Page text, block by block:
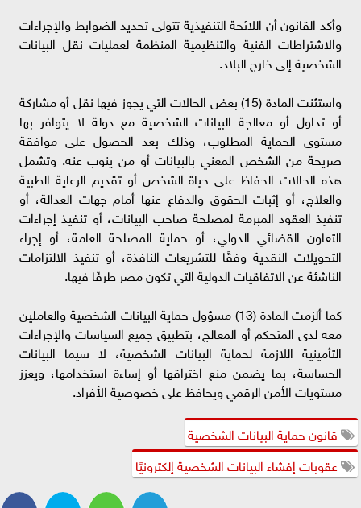
وأكد القانون أن اللائحة التنفيذية تتولى تحديد الضوابط والإجراءات
والاشتراطات الفنية والتنظيمية المنظمة لعمليات نقل البيانات
الشخصية إلى خارج البلاد.
واستثنت المادة (15) بعض الحالات التي يجوز فيها نقل أو مشاركة
أو تداول أو معالجة البيانات الشخصية مع دولة لا يتوافر بها
مستوى الحماية المطلوب، وذلك بعد الحصول على موافقة
صريحة من الشخص المعني بالبيانات أو من ينوب عنه. وتشمل
هذه الحالات الحفاظ على حياة الشخص أو تقديم الرعاية الطبية
والعلاج، أو إثبات الحقوق والدفاع عنها أمام جهات العدالة، أو
تنفيذ العقود المبرمة لمصلحة صاحب البيانات، أو تنفيذ إجراءات
التعاون القضائي الدولي، أو حماية المصلحة العامة، أو إجراء
التحويلات النقدية وفقًا للتشريعات النافذة، أو تنفيذ الالتزامات
الناشئة عن الاتفاقيات الدولية التي تكون مصر طرفًا فيها.
كما ألزمت المادة (13) مسؤول حماية البيانات الشخصية والعاملين
معه لدى المتحكم أو المعالج، بتطبيق جميع السياسات والإجراءات
التأمينية اللازمة لحماية البيانات الشخصية، لا سيما البيانات
الحساسة، بما يضمن منع اختراقها أو إساءة استخدامها، ويعزز
مستويات الأمن الرقمي ويحافظ على خصوصية الأفراد.
قانون حماية البيانات الشخصية
عقوبات إفشاء البيانات الشخصية إلكترونيًا